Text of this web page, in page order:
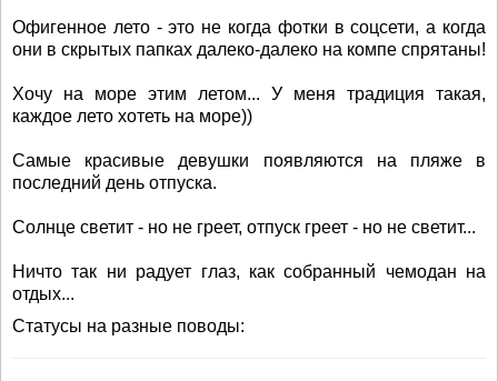
Офигенное лето - это не когда фотки в соцсети, а когда
они в скрытых папках далеко-далеко на компе спрятаны!
Хочу на море этим летом... У меня традиция такая,
каждое лето хотеть на море))
Самые красивые девушки появляются на пляже в
последний день отпуска.
Солнце светит - но не греет, отпуск греет - но не светит...
Ничто так ни радует глаз, как собранный чемодан на
отдых...
Статусы на разные поводы: